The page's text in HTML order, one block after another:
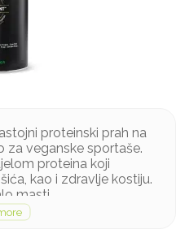
proteinski prah na
za veganske sportaše.
proteina koji
kao i zdravlje kostiju.
masti.
zadržava odličan okus.